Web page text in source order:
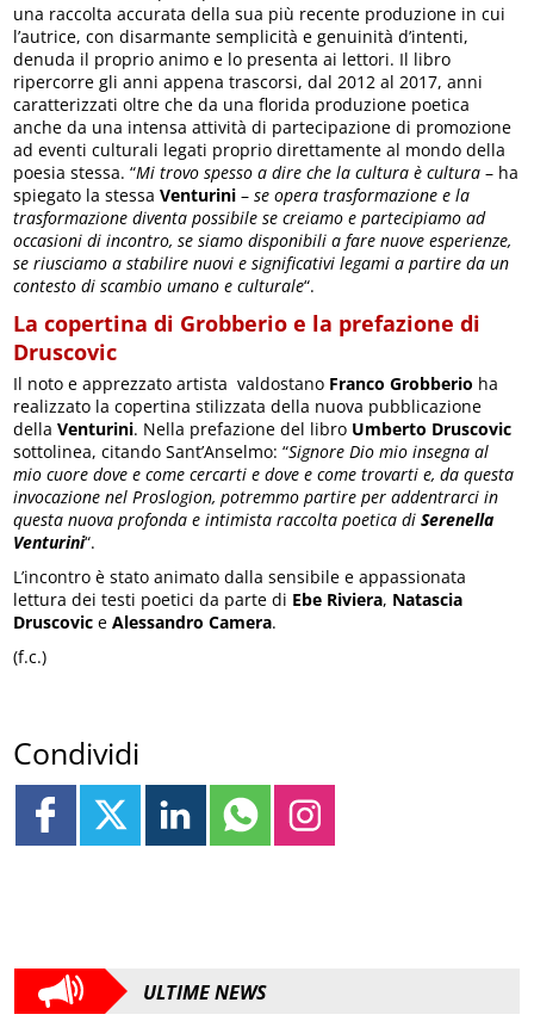
una raccolta accurata della sua più recente produzione in cui
l’autrice, con disarmante semplicità e genuinità d’intenti,
denuda il proprio animo e lo presenta ai lettori. Il libro
ripercorre gli anni appena trascorsi, dal 2012 al 2017, anni
caratterizzati oltre che da una florida produzione poetica
anche da una intensa attività di partecipazione di promozione
ad eventi culturali legati proprio direttamente al mondo della
poesia stessa. “Mi trovo spesso a dire che la cultura è cultura – ha
spiegato la stessaVenturini –se opera trasformazione e la
trasformazione diventa possibile se creiamo e partecipiamo ad
occasioni di incontro, se siamo disponibili a fare nuove esperienze,
se riusciamo a stabilire nuovi e significativi legami a partire da un
contesto di scambio umano e culturale“.
La copertina di Grobberio e la prefazione di
Druscovic
Il noto e apprezzato artista valdostano Franco Grobberio ha
realizzato la copertina stilizzata della nuova pubblicazione
dellaVenturini. Nella prefazione del libro Umberto Druscovic
sottolinea, citando Sant’Anselmo: “Signore Dio mio insegna al
mio cuore dove e come cercarti e dove e come trovarti e, da questa
invocazione nel Proslogion, potremmo partire per addentrarci in
questa nuova profonda e intimista raccolta poetica diSerenella
Venturini“.
L’incontro è stato animato dalla sensibile e appassionata
lettura dei testi poetici da parte di Ebe Riviera, Natascia
Druscovic eAlessandro Camera.
(f.c.)
Condividi
ULTIME NEWS